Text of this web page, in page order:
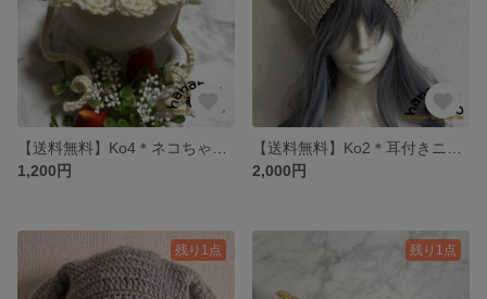
1,200円
2,000円
残り1点 残り1点